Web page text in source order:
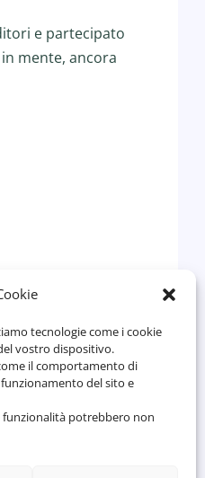
tecnologie come i cookie
vostro dispositivo.
il comportamento di
del sito e
funzionalità potrebbero non
e partecipato
mente, ancora